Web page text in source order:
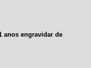
anos engravidar de